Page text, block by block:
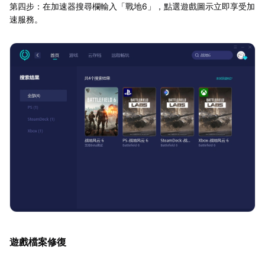
第四步：在加速器搜尋欄輸入「戰地6」，點選遊戲圖示立即享受加
速服務。
遊戲檔案修復